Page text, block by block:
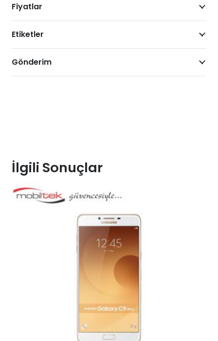
(2018)
Arıza
Onarımı
Fiyatları
adet
Fiyatlar
Etiketler
Gönderim
İlgili Sonuçlar